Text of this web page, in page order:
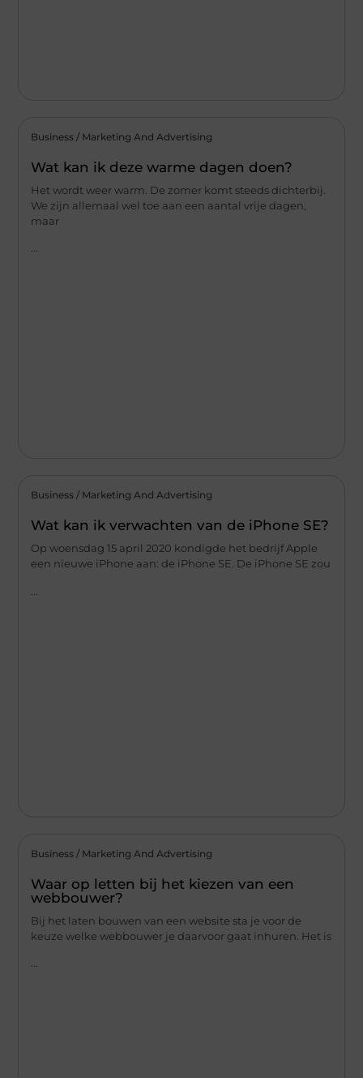
Business / Marketing And Advertising
Wat kan ik deze warme dagen doen?
Het wordt weer warm. De zomer komt steeds dichterbij.
We zijn allemaal wel toe aan een aantal vrije dagen,
maar
...
Business / Marketing And Advertising
Wat kan ik verwachten van de iPhone SE?
Op woensdag 15 april 2020 kondigde het bedrijf Apple
een nieuwe iPhone aan: de iPhone SE. De iPhone SE zou
Business / Marketing And Advertising
Waar op letten bij het kiezen van een
webbouwer?
Bij het laten bouwen van een website sta je voor de
keuze welke webbouwer je daarvoor gaat inhuren. Het is